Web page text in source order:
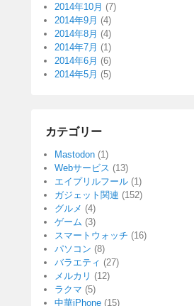
2014年10月 (7)
2014年9月 (4)
2014年8月 (4)
2014年7月 (1)
2014年6月 (6)
2014年5月 (5)
カテゴリー
Mastodon (1)
Webサービス (13)
エイプリルフール (1)
ガジェット関連 (152)
グルメ (4)
ゲーム (3)
スマートウォッチ (16)
パソコン (8)
バラエティ (27)
メルカリ (12)
ラクマ (5)
中華iPhone (15)